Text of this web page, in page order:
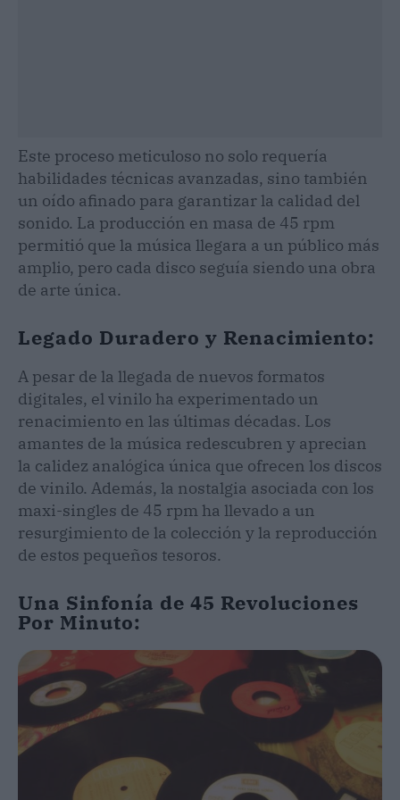
Este proceso meticuloso no solo requería
habilidades técnicas avanzadas, sino también
un oído afinado para garantizar la calidad del
sonido. La producción en masa de 45 rpm
permitió que la música llegara a un público más
amplio, pero cada disco seguía siendo una obra
de arte única.
Legado Duradero y Renacimiento:
A pesar de la llegada de nuevos formatos
digitales, el vinilo ha experimentado un
renacimiento en las últimas décadas. Los
amantes de la música redescubren y aprecian
la calidez analógica única que ofrecen los discos
de vinilo. Además, la nostalgia asociada con los
maxi-singles de 45 rpm ha llevado a un
resurgimiento de la colección y la reproducción
de estos pequeños tesoros.
Una Sinfonía de 45 Revoluciones
Por Minuto: